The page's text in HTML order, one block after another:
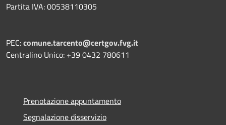
Partita IVA: 00538110305
PEC:comune.tarcento@certgov.fvg.it
Centralino Unico: +39 0432 780611
Prenotazione appuntamento
Segnalazione disservizio